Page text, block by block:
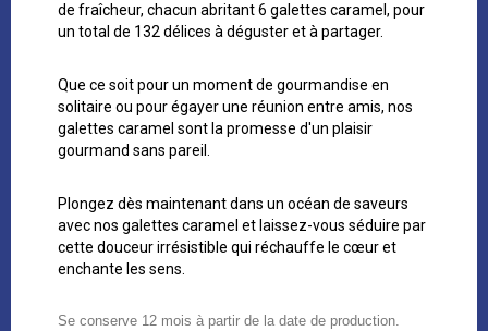
de fraîcheur, chacun abritant 6 galettes caramel, pour
un total de 132 délices à déguster et à partager.
Que ce soit pour un moment de gourmandise en
solitaire ou pour égayer une réunion entre amis, nos
galettes caramel sont la promesse d'un plaisir
gourmand sans pareil.
Plongez dès maintenant dans un océan de saveurs
avec nos galettes caramel et laissez-vous séduire par
cette douceur irrésistible qui réchauffe le cœur et
enchante les sens.
Se conserve 12 mois à partir de la date de production.